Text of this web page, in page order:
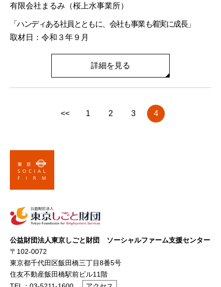
有限会社まるみ（桜上水事業所）
「ハンディある社員とともに、会社も事業も着実に成長」
取材日：令和３年９月
詳細を見る
<< 1 2 3 4
公益財団法人東京しごと財団 ソーシャルファーム支援センター
〒102-0072
東京都千代田区飯田橋三丁目8番5号
住友不動産飯田橋駅前ビル11階